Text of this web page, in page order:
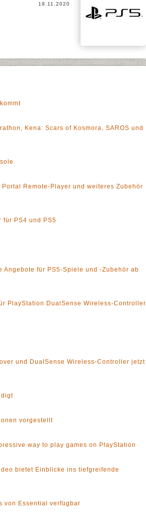
19.11.2020
Kena: Scars of Kosmora, SAROS und
Remote-Player und weiteres Zubehör
PS4 und PS5
für PS5-Spiele und -Zubehör ab
PlayStation DualSense Wireless-Controller
und DualSense Wireless-Controller jetzt
vorgestellt
way to play games on PlayStation
bietet Einblicke ins tiefgreifende
von Essential verfügbar